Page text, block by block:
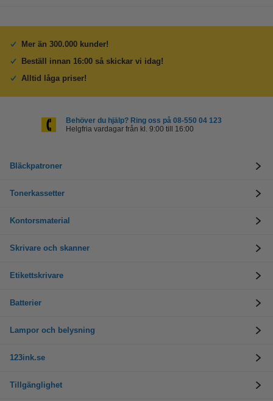
Mer än 300.000 kunder!
Beställ innan 16:00 så skickar vi idag!
Alltid låga priser!
Behöver du hjälp? Ring oss på 08-550 04 123
Helgfria vardagar från kl. 9:00 till 16:00
Bläckpatroner
Tonerkassetter
Kontorsmaterial
Skrivare och skanner
Etikettskrivare
Batterier
Lampor och belysning
123ink.se
Tillgänglighet